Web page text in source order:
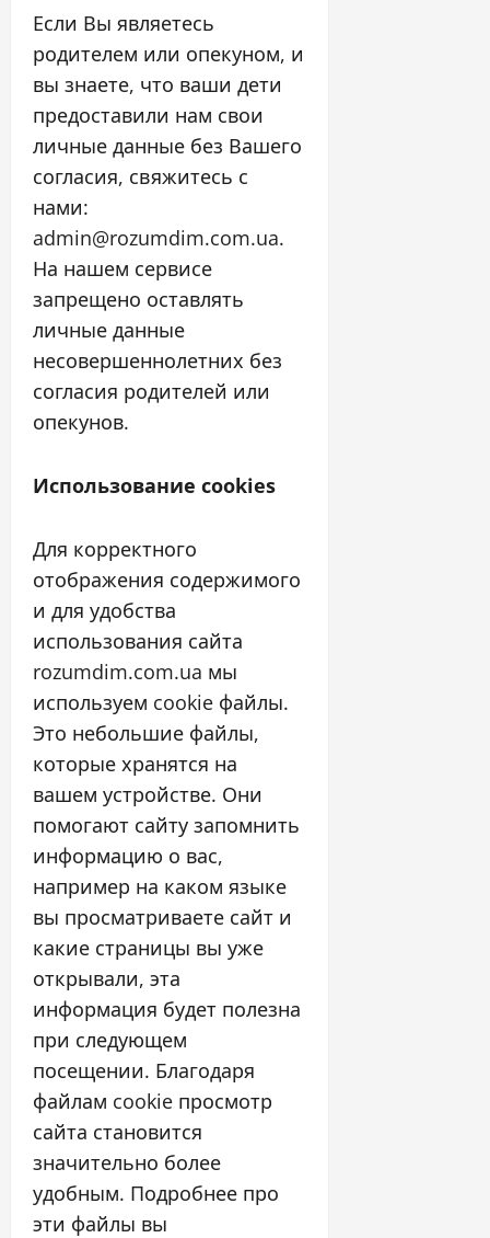
Если Вы являетесь
родителем или опекуном, и
вы знаете, что ваши дети
предоставили нам свои
личные данные без Вашего
согласия, свяжитесь с
нами:
admin@rozumdim.com.ua.
На нашем сервисе
запрещено оставлять
личные данные
несовершеннолетних без
согласия родителей или
опекунов.
Использование cookies
Для корректного
отображения содержимого
и для удобства
использования сайта
rozumdim.com.ua мы
используем cookie файлы.
Это небольшие файлы,
которые хранятся на
вашем устройстве. Они
помогают сайту запомнить
информацию о вас,
например на каком языке
вы просматриваете сайт и
какие страницы вы уже
открывали, эта
информация будет полезна
при следующем
посещении. Благодаря
файлам cookie просмотр
сайта становится
значительно более
удобным. Подробнее про
эти файлы вы